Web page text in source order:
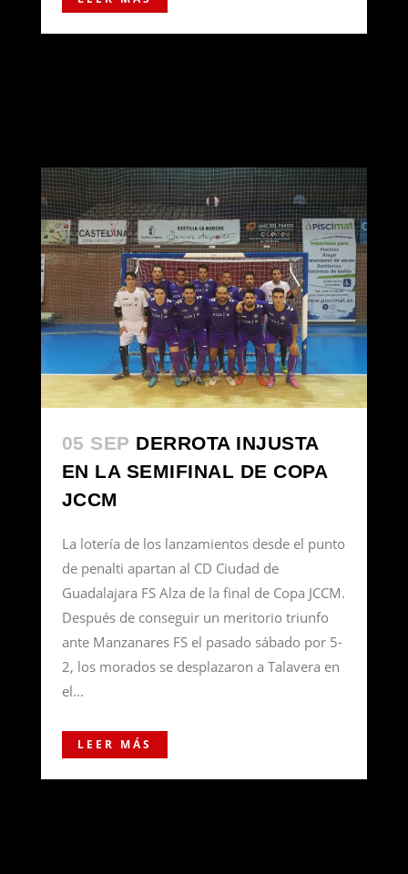
05 SEP DERROTA INJUSTA
EN LA SEMIFINAL DE COPA
JCCM
La lotería de los lanzamientos desde el punto
de penalti apartan al CD Ciudad de
Guadalajara FS Alza de la final de Copa JCCM.
Después de conseguir un meritorio triunfo
ante Manzanares FS el pasado sábado por 5-
2, los morados se desplazaron a Talavera en
el...
LEER MÁS